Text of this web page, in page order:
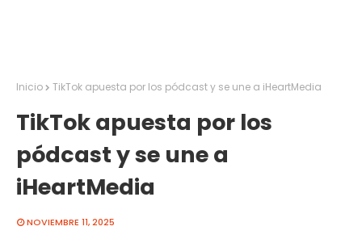
Inicio TikTok apuesta por los pódcast y se une a iHeartMedia
TikTok apuesta por los
pódcast y se une a
iHeartMedia
NOVIEMBRE 11, 2025